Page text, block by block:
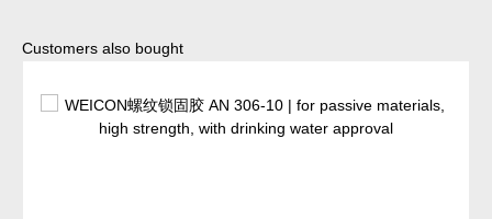
Skip product gallery
Customers also bought